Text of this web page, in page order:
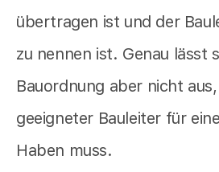
übertragen ist und der
zu nennen ist. Genau lässt
Bauordnung aber nicht
geeigneter Bauleiter für
Haben muss.